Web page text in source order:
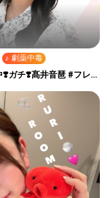
♪ 劇薬中毒
❣️ガチ❣️髙井音琶 #フレ